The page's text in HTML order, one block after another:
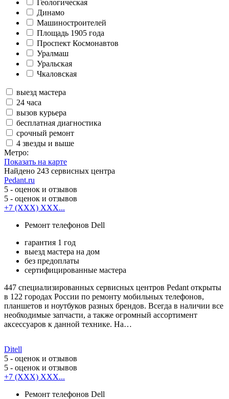
Геологическая
Динамо
Машиностроителей
Площадь 1905 года
Проспект Космонавтов
Уралмаш
Уральская
Чкаловская
выезд мастера
24 часа
вызов курьера
бесплатная диагностика
срочный ремонт
4 звезды и выше
Метро:
Показать на карте
Найдено 243 сервисных центра
Pedant.ru
5 - оценок и отзывов
5 - оценок и отзывов
+7 (XXX) XXX...
Ремонт телефонов Dell
гарантия 1 год
выезд мастера на дом
без предоплаты
сертифицированные мастера
447 специализированных сервисных центров Pedant открыты
в 122 городах России по ремонту мобильных телефонов,
планшетов и ноутбуков разных брендов. Всегда в наличии все
необходимые запчасти, а также огромный ассортимент
аксессуаров к данной технике. На…
Ditell
5 - оценок и отзывов
5 - оценок и отзывов
+7 (XXX) XXX...
Ремонт телефонов Dell